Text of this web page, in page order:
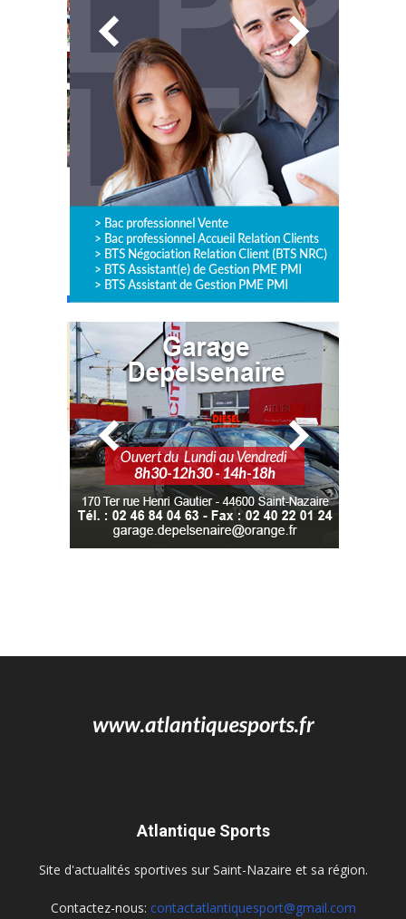
Atlantique Sports
Site d'actualités sportives sur Saint-Nazaire et sa région.
Contactez-nous: contactatlantiquesport@gmail.com